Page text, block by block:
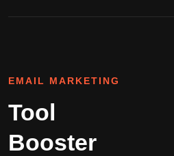
EMAIL MARKETING
Tool
Booster